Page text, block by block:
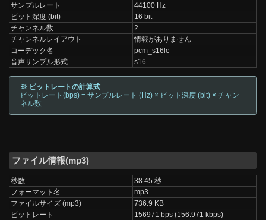
サンプルレート
44100 Hz
ビット深度 (bit)
16 bit
チャンネル数
2
チャンネルレイアウト
情報がありません
コーデック名
pcm_s16le
音声サンプル形式
s16
※ ビットレートの計算式
ビットレート(bps) = サンプルレート (Hz) × ビット深度 (bit) × チャン
ネル数
ファイル情報(mp3)
秒数
38.45 秒
フォーマット名
mp3
ファイルサイズ (mp3)
736.9 KB
ビットレート
156971 bps (156.971 kbps)